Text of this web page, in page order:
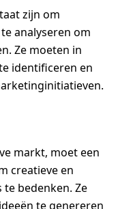
zijn om
analyseren om
Ze moeten in
identificeren en
markt, moet een
creatieve en
bedenken. Ze
te genereren